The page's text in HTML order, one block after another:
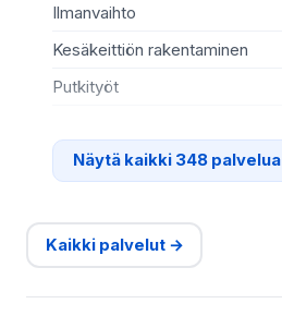
Ilmanvaihto
Kesäkeittiön rakentaminen
Putkityöt
Näytä kaikki 348 palvelua
Kaikki palvelut →